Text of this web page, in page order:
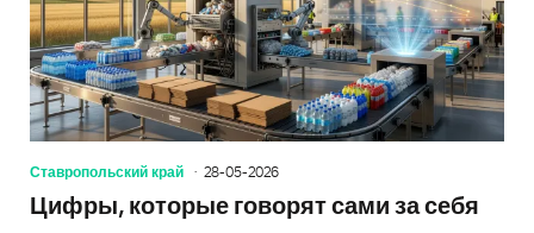
Ставропольский край 28-05-2026
Цифры, которые говорят сами за себя